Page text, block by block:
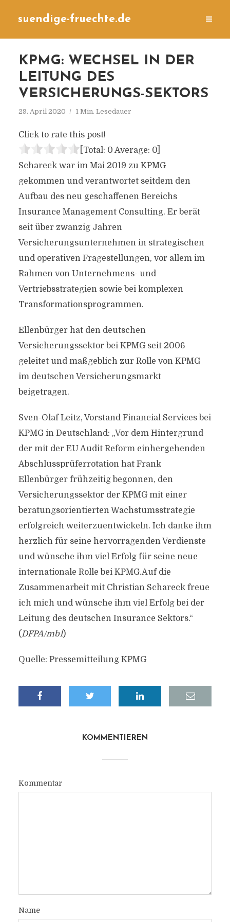
suendige-fruechte.de
KPMG: WECHSEL IN DER
LEITUNG DES
VERSICHERUNGS-SEKTORS
29. April 2020 1 Min. Lesedauer
Click to rate this post!
[Total: 0 Average: 0]
Schareck war im Mai 2019 zu KPMG
gekommen und verantwortet seitdem den
Aufbau des neu geschaffenen Bereichs
Insurance Management Consulting. Er berät
seit über zwanzig Jahren
Versicherungsunternehmen in strategischen
und operativen Fragestellungen, vor allem im
Rahmen von Unternehmens- und
Vertriebsstrategien sowie bei komplexen
Transformationsprogrammen.
Ellenbürger hat den deutschen
Versicherungssektor bei KPMG seit 2006
geleitet und maßgeblich zur Rolle von KPMG
im deutschen Versicherungsmarkt
beigetragen.
Sven-Olaf Leitz, Vorstand Financial Services bei
KPMG in Deutschland: „Vor dem Hintergrund
der mit der EU Audit Reform einhergehenden
Abschlussprüferrotation hat Frank
Ellenbürger frühzeitig begonnen, den
Versicherungssektor der KPMG mit einer
beratungsorientierten Wachstumsstrategie
erfolgreich weiterzuentwickeln. Ich danke ihm
herzlich für seine hervorragenden Verdienste
und wünsche ihm viel Erfolg für seine neue
internationale Rolle bei KPMG.Auf die
Zusammenarbeit mit Christian Schareck freue
ich mich und wünsche ihm viel Erfolg bei der
Leitung des deutschen Insurance Sektors.“
(DFPA/mb1)
Quelle: Pressemitteilung KPMG
KOMMENTIEREN
Kommentar
Name